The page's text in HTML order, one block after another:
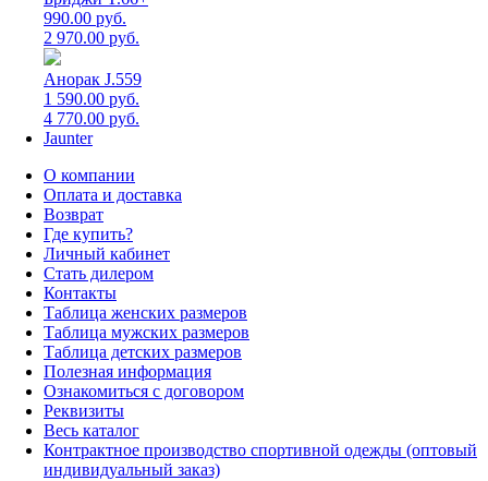
990.00 руб.
2 970.00 руб.
Анорак J.559
1 590.00 руб.
4 770.00 руб.
Jaunter
О компании
Оплата и доставка
Возврат
Где купить?
Личный кабинет
Стать дилером
Контакты
Таблица женских размеров
Таблица мужских размеров
Таблица детских размеров
Полезная информация
Ознакомиться с договором
Реквизиты
Весь каталог
Контрактное производство спортивной одежды (оптовый
индивидуальный заказ)